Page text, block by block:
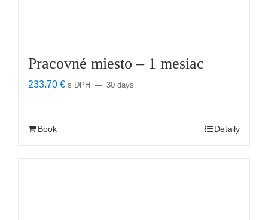
Pracovné miesto – 1 mesiac
233.70 € s DPH 30 days
Book Detaily